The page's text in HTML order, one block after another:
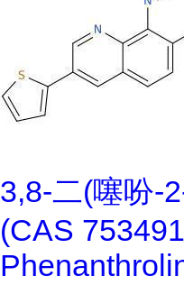
3,8-二(噻吩-
(CAS